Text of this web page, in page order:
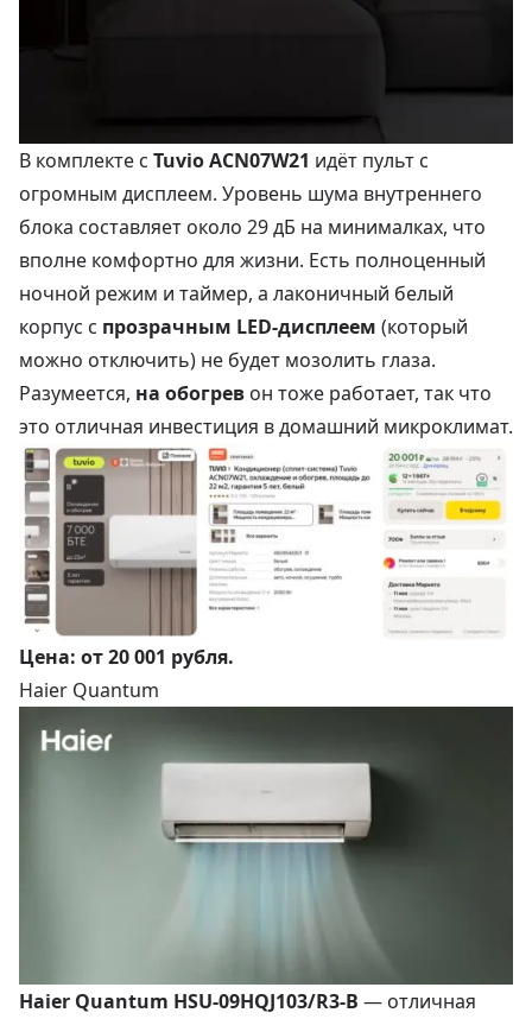
В комплекте с Tuvio ACN07W21 идёт пульт с
огромным дисплеем. Уровень шума внутреннего
блока составляет около 29 дБ на минималках, что
вполне комфортно для жизни. Есть полноценный
ночной режим и таймер, а лаконичный белый
корпус с прозрачным LED-дисплеем (который
можно отключить) не будет мозолить глаза.
Разумеется, на обогрев он тоже работает, так что
это отличная инвестиция в домашний микроклимат.
Цена: от 20 001 рубля.
Haier Quantum
Haier Quantum HSU-09HQJ103/R3-B — отличная